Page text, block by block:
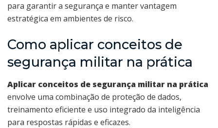
para garantir a segurança e manter vantagem
estratégica em ambientes de risco.
Como aplicar conceitos de
segurança militar na prática
Aplicar conceitos de segurança militar na prática
envolve uma combinação de proteção de dados,
treinamento eficiente e uso integrado da inteligência
para respostas rápidas e eficazes.